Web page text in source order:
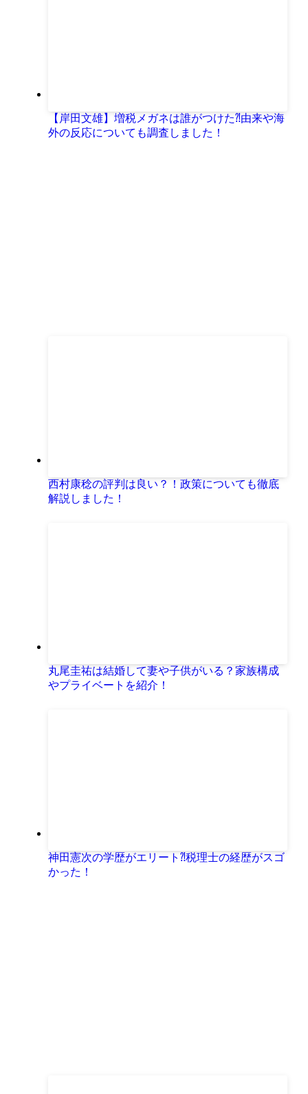
【岸田文雄】増税メガネは誰がつけた⁈由来や海
外の反応についても調査しました！
西村康稔の評判は良い？！政策についても徹底
解説しました！
丸尾圭祐は結婚して妻や子供がいる？家族構成
やプライベートを紹介！
神田憲次の学歴がエリート⁈税理士の経歴がスゴ
かった！